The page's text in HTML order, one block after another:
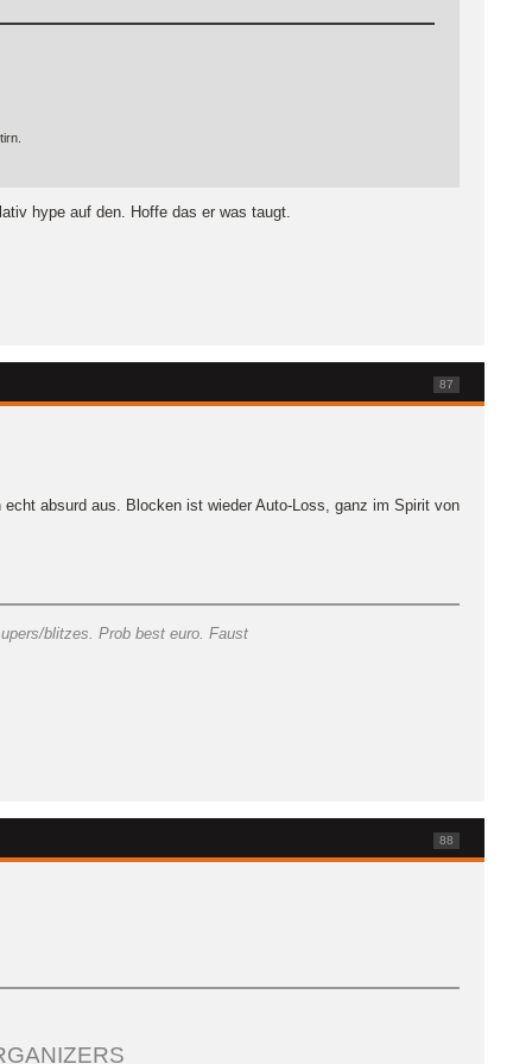
hype auf den. Hoffe das er was taugt.
87
absurd aus. Blocken ist wieder Auto-Loss, ganz im Spirit von
blitzes. Prob best euro. Faust
88